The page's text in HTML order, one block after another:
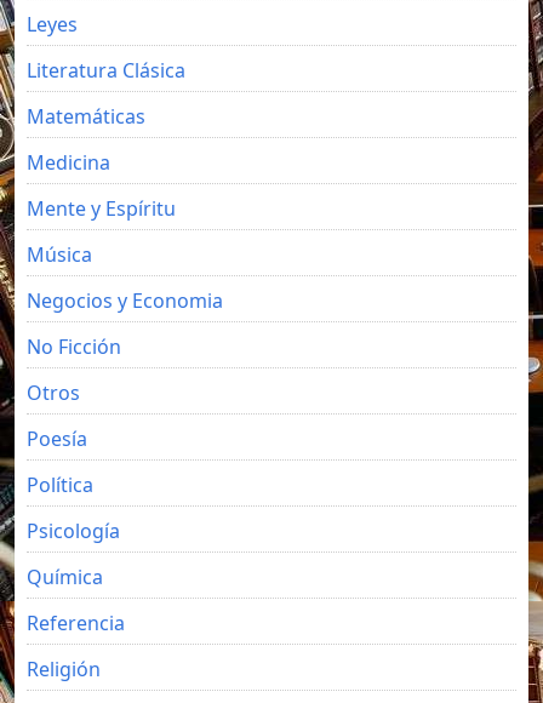
Leyes
Literatura Clásica
Matemáticas
Medicina
Mente y Espíritu
Música
Negocios y Economia
No Ficción
Otros
Poesía
Política
Psicología
Química
Referencia
Religión